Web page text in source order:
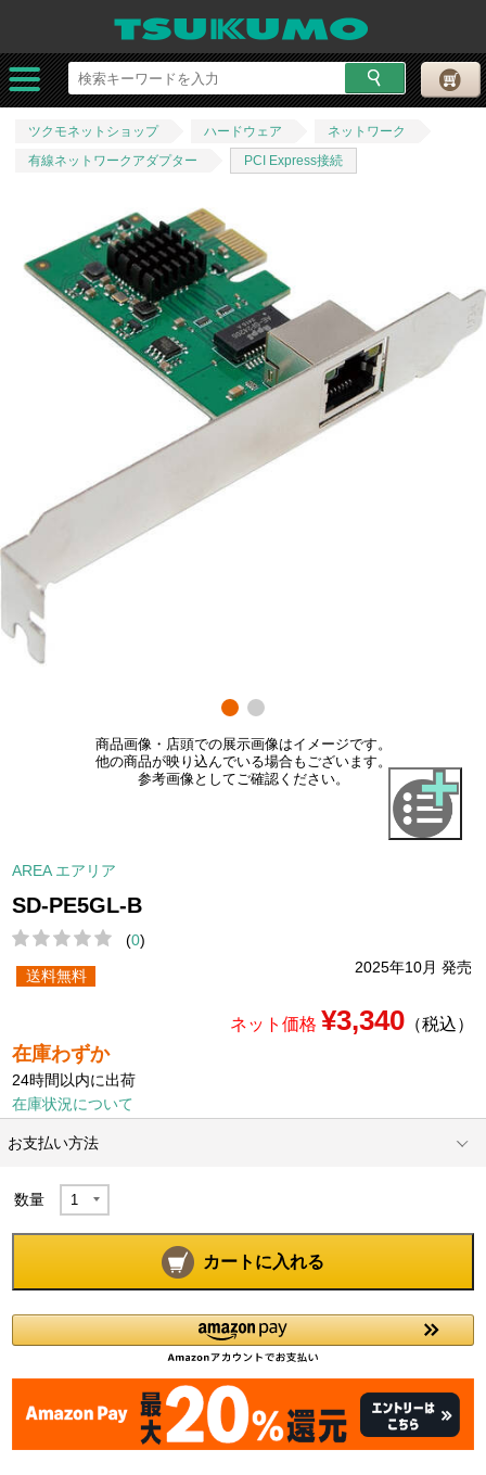
ツクモネットショップ ハードウェア
ネットワーク
有線ネットワークアダプター
PCI Express接続
商品画像・店頭での展示画像はイメージです。
他の商品が映り込んでいる場合もございます。
参考画像としてご確認ください。
AREA エアリア
SD-PE5GL-B
(0)
2025年10月 発売
送料無料
ネット価格 ¥3,340（税込）
在庫わずか
24時間以内に出荷
在庫状況について
お支払い方法
数量
カートに入れる